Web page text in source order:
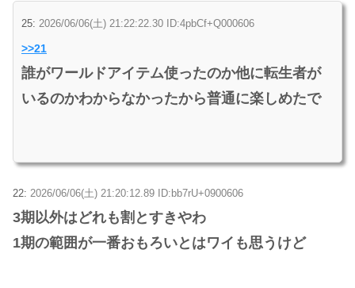
25: 2026/06/06(土) 21:22:22.30 ID:4pbCf+Q000606
>>21
誰がワールドアイテム使ったのか他に転生者が
いるのかわからなかったから普通に楽しめたで
22: 2026/06/06(土) 21:20:12.89 ID:bb7rU+0900606
3期以外はどれも割とすきやわ
1期の範囲が一番おもろいとはワイも思うけど